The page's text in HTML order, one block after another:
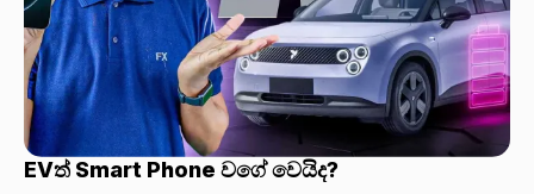
EVත් Smart Phone වගේ වෙයිද?